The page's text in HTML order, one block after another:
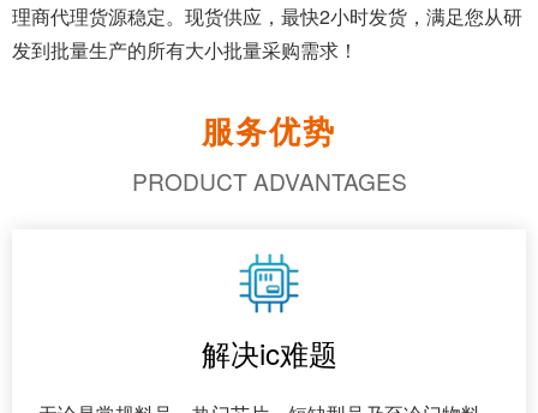
理商代理货源稳定。现货供应，最快2小时发货，满足您从研
发到批量生产的所有大小批量采购需求！
服务优势
PRODUCT ADVANTAGES
解决ic难题